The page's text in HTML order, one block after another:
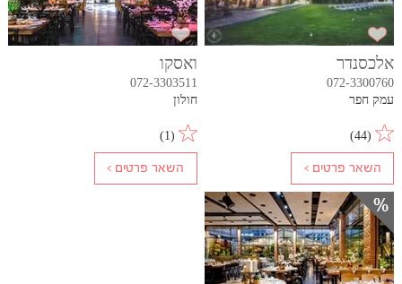
אלכסנדר
072-3300760
עמק חפר
(
44
)
ואסקו
072-3303511
חולון
(
1
)